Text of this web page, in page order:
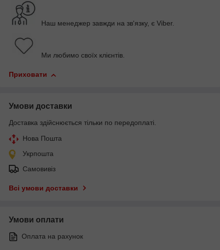
Наш менеджер завжди на зв'язку, є Viber.
Ми любимо своїх клієнтів.
Приховати
Умови доставки
Доставка здійснюється тільки по передоплаті.
Нова Пошта
Укрпошта
Самовивіз
Всі умови доставки
Умови оплати
Оплата на рахунок